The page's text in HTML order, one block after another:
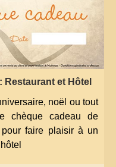
Restaurant et Hôtel
noël ou tout
chèque cadeau de
pour faire plaisir à un